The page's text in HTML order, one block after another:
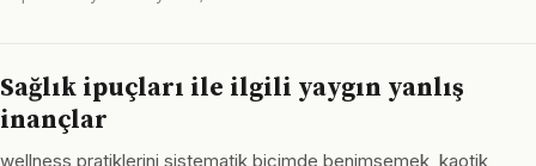
Sağlık ipuçları ile ilgili yaygın yanlış
inançlar
wellness pratiklerini sistematik biçimde benimsemek, kaotik